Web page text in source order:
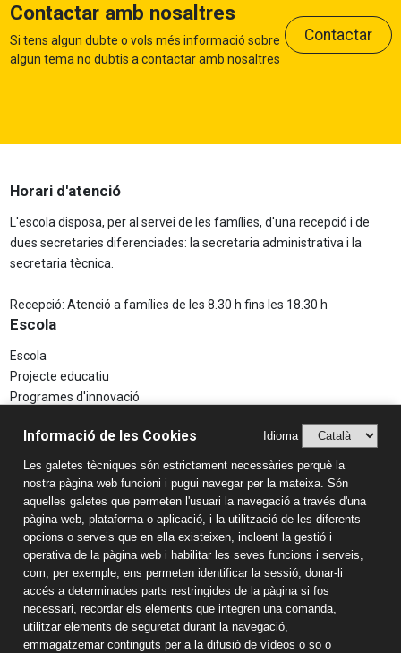
Contactar amb nosaltres
Si tens algun dubte o vols més informació sobre
algun tema no dubtis a contactar amb nosaltres
Contactar
Horari d'atenció
L'escola disposa, per al servei de les famílies, d'una recepció i de
dues secretaries diferenciades: la secretaria administrativa i la
secretaria tècnica.
Recepció: Atenció a famílies de les 8.30 h fins les 18.30 h
Escola
Escola
Projecte educatiu
Programes d'innovació
Aspectes Legals
Avís Legal
Política de Privacitat
Sistema Intern d’Informació (SIIF)
Estudis
Llar d'infants
Educació Infantil
Educació Primària
Educació Secundària
Batxillerat
Informació de les Cookies Idioma
Les galetes tècniques són estrictament necessàries perquè la
nostra pàgina web funcioni i pugui navegar per la mateixa. Són
aquelles galetes que permeten l'usuari la navegació a través d'una
pàgina web, plataforma o aplicació, i la utilització de les diferents
opcions o serveis que en ella existeixen, incloent la gestió i
operativa de la pàgina web i habilitar les seves funcions i serveis,
com, per exemple, ens permeten identificar la sessió, donar-li
accés a determinades parts restringides de la pàgina si fos
necessari, recordar els elements que integren una comanda,
utilitzar elements de seguretat durant la navegació,
emmagatzemar continguts per a la difusió de vídeos o so o